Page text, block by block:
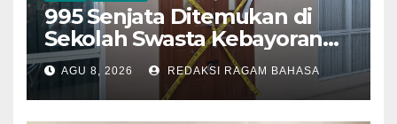
995 Senjata Ditemukan di
Sekolah Swasta Kebayoran
Lama, Ada Bunker hingga
Barang Terlarang
AGU 8, 2026 REDAKSI RAGAM BAHASA